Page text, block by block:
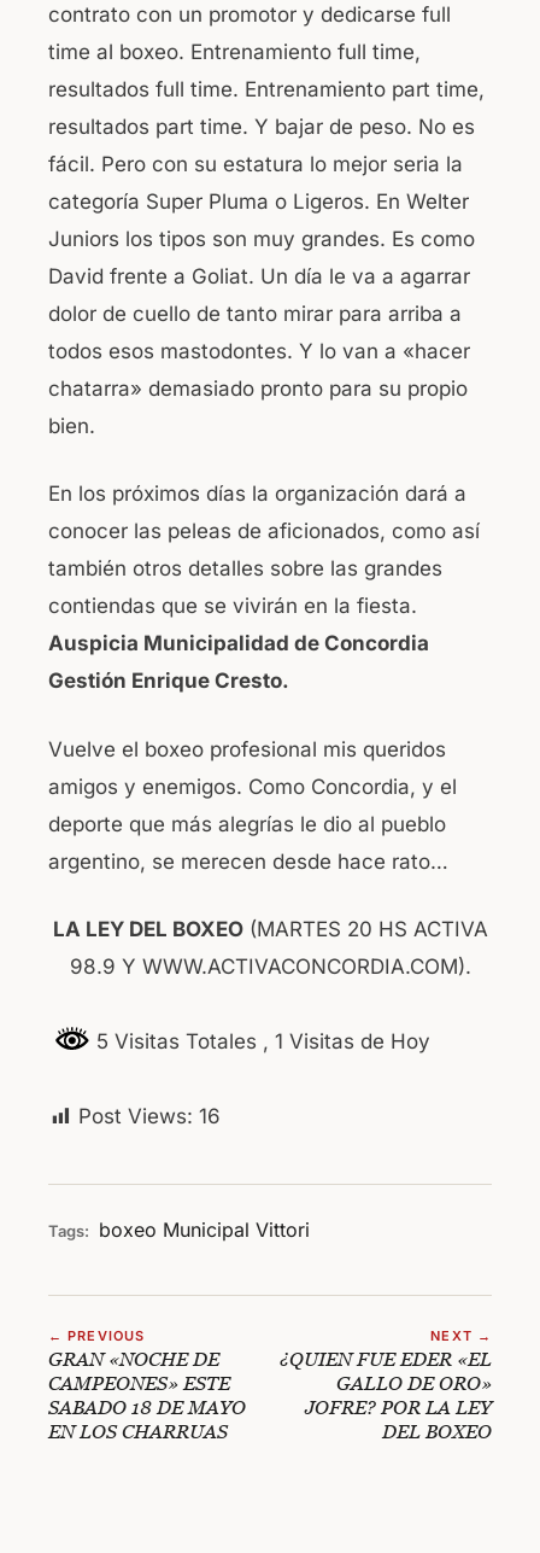
contrato con un promotor y dedicarse full
time al boxeo. Entrenamiento full time,
resultados full time. Entrenamiento part time,
resultados part time. Y bajar de peso. No es
fácil. Pero con su estatura lo mejor seria la
categoría Super Pluma o Ligeros. En Welter
Juniors los tipos son muy grandes. Es como
David frente a Goliat. Un día le va a agarrar
dolor de cuello de tanto mirar para arriba a
todos esos mastodontes. Y lo van a «hacer
chatarra» demasiado pronto para su propio
bien.
En los próximos días la organización dará a
conocer las peleas de aficionados, como así
también otros detalles sobre las grandes
contiendas que se vivirán en la fiesta.
Auspicia Municipalidad de Concordia
Gestión Enrique Cresto.
Vuelve el boxeo profesional mis queridos
amigos y enemigos. Como Concordia, y el
deporte que más alegrías le dio al pueblo
argentino, se merecen desde hace rato…
LA LEY DEL BOXEO(MARTES 20 HS ACTIVA
98.9 Y WWW.ACTIVACONCORDIA.COM).
5 Visitas Totales , 1 Visitas de Hoy
Post Views: 16
Tags: boxeo Municipal Vittori
← PREVIOUS
GRAN «NOCHE DE
CAMPEONES» ESTE
SABADO 18 DE MAYO
EN LOS CHARRUAS
NEXT →
¿QUIEN FUE EDER «EL
GALLO DE ORO»
JOFRE? POR LA LEY
DEL BOXEO